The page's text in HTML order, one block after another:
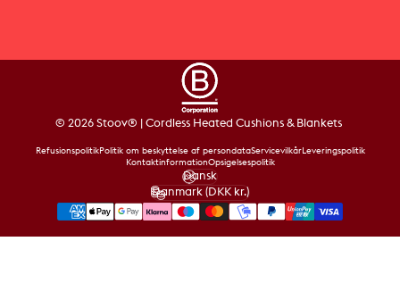
© 2026 Stoov® | Cordless Heated Cushions & Blankets
RefusionspolitikPolitik om beskyttelse af persondataServicevilkårLeveringspolitik
KontaktinformationOpsigelsespolitik
Sprog
Dansk
Land/Region
Danmark (DKK kr.)